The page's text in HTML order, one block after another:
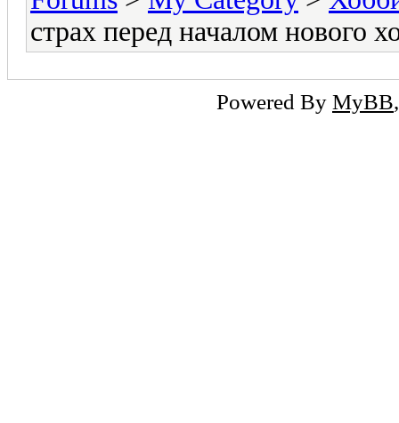
страх перед началом нового
Powered By MyBB